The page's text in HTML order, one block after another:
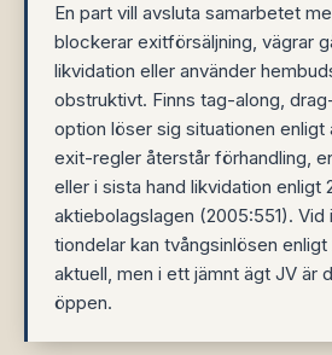
En part vill avsluta samarbetet
blockerar exitförsäljning, vägrar
likvidation eller använder
obstruktivt. Finns tag-along,
option löser sig situationen enligt
exit-regler återstår förhandling,
eller i sista hand likvidation enligt
aktiebolagslagen (2005:551). Vid
tiondelar kan tvångsinlösen enligt
aktuell, men i ett jämnt ägt JV är
öppen.